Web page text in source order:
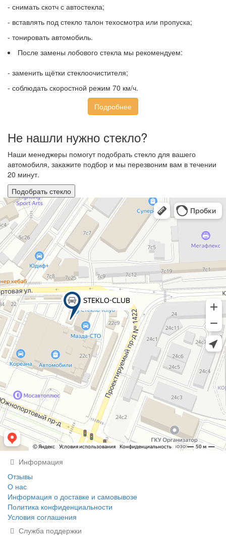
- снимать скотч с автостекла;
- вставлять под стекло талон техосмотра или пропуска;
- тонировать автомобиль.
После замены лобового стекла мы рекомендуем:
- заменить щётки стеклоочистителя;
- соблюдать скоростной режим 70 км/ч.
Подробнее
Не нашли нужно стекло?
Наши менеджеры помогут подобрать стекло для вашего
автомобиля, закажите подбор и мы перезвоним вам в течении
20 минут.
Подобрать стекло
Информация
Отзывы
О нас
Информация о доставке и самовывозе
Политика конфиденциальности
Условия соглашения
Служба поддержки